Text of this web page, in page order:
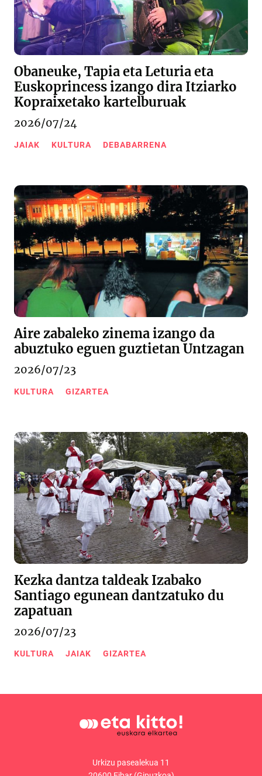
Obaneuke, Tapia eta Leturia eta
Euskoprincess izango dira Itziarko
Kopraixetako kartelburuak
2026/07/24
JAIAK KULTURA DEBABARRENA
Aire zabaleko zinema izango da
abuztuko eguen guztietan Untzagan
2026/07/23
KULTURA GIZARTEA
Kezka dantza taldeak Izabako
Santiago egunean dantzatuko du
zapatuan
2026/07/23
KULTURA JAIAK GIZARTEA
Urkizu pasealekua 11